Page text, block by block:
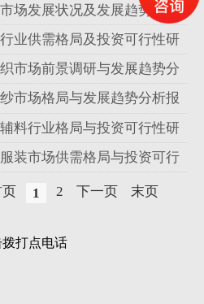
场发展状况及发展趋势分析
业供需格局及投资可行性研
市场前景调研与发展趋势分
市场格局与发展趋势分析报
料行业格局与投资可行性研
装市场供需格局与投资可行
1 2 下一页 末页
拨打点电话